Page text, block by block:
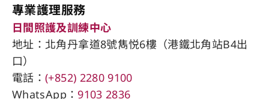
專業護理服務
日間照護及訓練中心
地址：北角丹拿道8號雋悦6樓（港鐵北角站​B4出
口）
電話：(+852) 2280 9100
WhatsApp： 9103 2836